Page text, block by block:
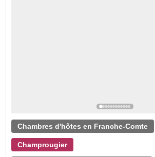
Chambres d'hôtes en Franche-Comte
Champrougier